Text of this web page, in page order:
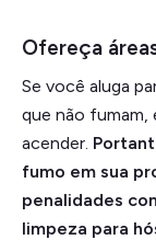
Ofereça
Se você aluga
que não fumam,
acender.
fumo em sua
penalidades
limpeza para